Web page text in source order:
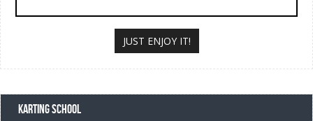
JUST ENJOY IT!
KARTING SCHOOL